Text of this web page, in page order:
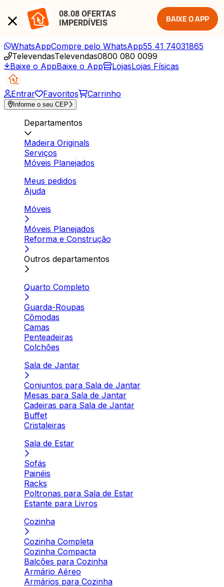
08.08 OFERTAS
IMPERDÍVEIS
BAIXE O APP
WhatsAppCompre pelo WhatsApp55 41 74031865
TelevendasTelevendas0800 080 0099
Baixe o AppBaixe o App LojasLojas Físicas
Entrar Favoritos Carrinho
Informe o seu CEP
Departamentos
Madeira Originals
Serviços
Móveis Planejados
Meus pedidos
Ajuda
Móveis
Móveis Planejados
Reforma e Construção
Outros departamentos
Quarto Completo
Guarda-Roupas
Cômodas
Camas
Penteadeiras
Colchões
Sala de Jantar
Conjuntos para Sala de Jantar
Mesas para Sala de Jantar
Cadeiras para Sala de Jantar
Buffet
Cristaleiras
Sala de Estar
Sofás
Painéis
Racks
Poltronas para Sala de Estar
Estante para Livros
Cozinha
Cozinha Completa
Cozinha Compacta
Balcões para Cozinha
Armário Aéreo
Armários para Cozinha